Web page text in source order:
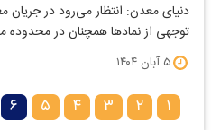
دنیای معدن: انتظار می‌رود در جریان
توجهی از نمادها همچنان در محدوده
۵ آبان ۱۴۰۴
۱ ۲ ۳ ۴ ۵ ۶